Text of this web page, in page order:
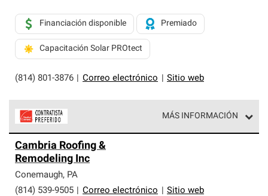
(814) 801-3876 Correo electrónico Sitio web
Financiación disponible Premiado
Capacitación Solar PROtect
MÁS INFORMACIÓN
parte de una red exclusiva de profesionales de techos
que cumplen con altos estándares y requisitos estrictos
de profesionalismo y confiabilidad.
Cambria Roofing &
Remodeling Inc
Conemaugh, PA
(814) 539-9505
Correo electrónico Sitio web